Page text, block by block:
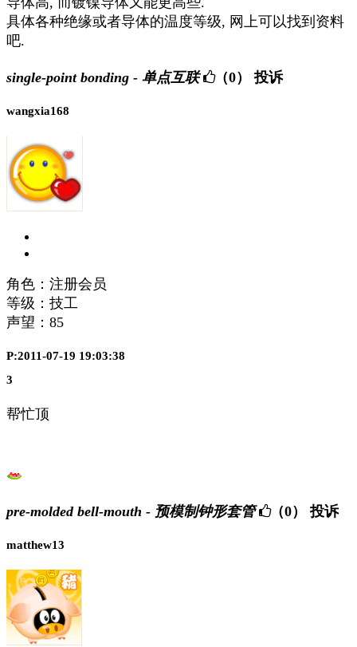
具体各种绝缘或者导体的温度等级, 网上可以找到资料
吧.
single-point bonding - 单点互联 （0） 投诉
wangxia168
角色：注册会员
等级：技工
声望： 85
P:2011-07-19 19:03:38
3
帮忙顶
pre-molded bell-mouth - 预模制钟形套管 （0） 投诉
matthew13